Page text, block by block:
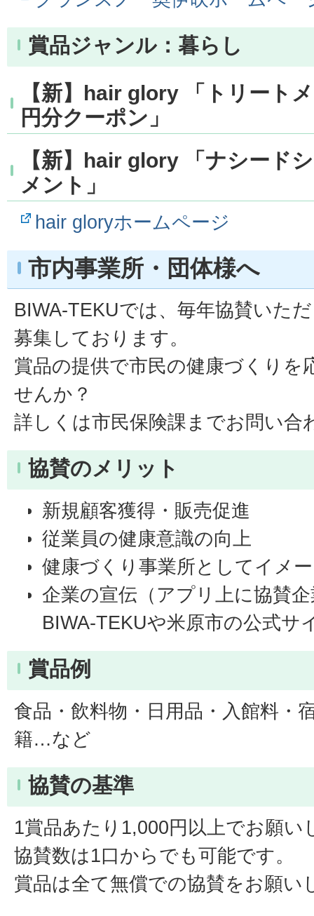
賞品ジャンル：暮らし
【新】hair glory 「トリート
円分クーポン」
【新】hair glory 「ナシード
メント」
hair gloryホームページ
市内事業所・団体様へ
BIWA-TEKUでは、毎年協賛いた
募集しております。
賞品の提供で市民の健康づくりを
せんか？
詳しくは市民保険課までお問い合
協賛のメリット
新規顧客獲得・販売促進
従業員の健康意識の向上
健康づくり事業所としてイメ
企業の宣伝（アプリ上に協賛
BIWA-TEKUや米原市の公式サ
賞品例
食品・飲料物・日用品・入館料・
籍…など
協賛の基準
1賞品あたり1,000円以上でお願い
協賛数は1口からでも可能です。
賞品は全て無償での協賛をお願い